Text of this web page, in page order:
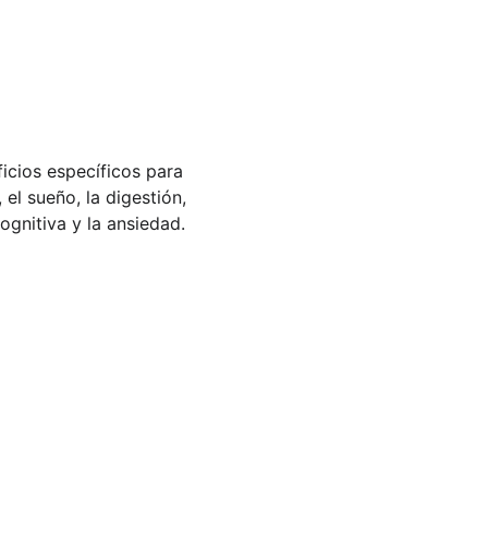
específicos para
sueño, la digestión,
y la ansiedad.